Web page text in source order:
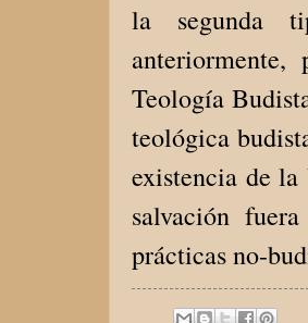
la segunda
Teología
teológica
existencia de
salvación
prácticas no-